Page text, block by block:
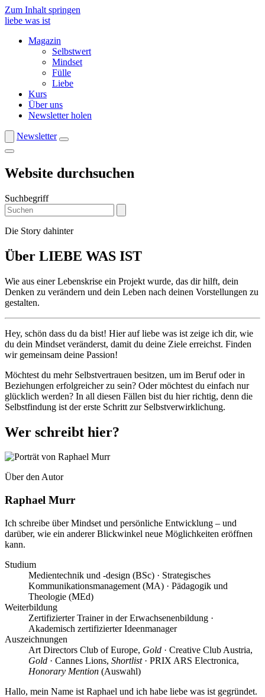
Zum Inhalt springen
liebe was ist
Magazin
Selbstwert
Mindset
Fülle
Liebe
Kurs
Über uns
Newsletter holen
Newsletter
Website durchsuchen
Suchbegriff
Die Story dahinter
Über LIEBE WAS IST
Wie aus einer Lebenskrise ein Projekt wurde, das dir hilft, dein
Denken zu verändern und dein Leben nach deinen Vorstellungen zu
gestalten.
Hey, schön dass du da bist! Hier aufliebe was ist zeige ich dir, wie
du dein Mindset veränderst, damit du deine Ziele erreichst. Finden
wir gemeinsam deine Passion!
Möchtest du mehr Selbstvertrauen besitzen, um im Beruf oder in
Beziehungen erfolgreicher zu sein? Oder möchtest du einfach nur
glücklich werden? In all diesen Fällen bist du hier richtig, denn die
Selbstfindung ist der erste Schritt zur Selbstverwirklichung.
Wer schreibt hier?
Über den Autor
Raphael Murr
Ich schreibe über Mindset und persönliche Entwicklung – und
darüber, wie ein anderer Blickwinkel neue Möglichkeiten eröffnen
kann.
Studium
Medientechnik und -design (BSc) · Strategisches
Kommunikationsmanagement (MA) · Pädagogik und
Theologie (MEd)
Weiterbildung
Zertifizierter Trainer in der Erwachsenenbildung ·
Akademisch zertifizierter Ideenmanager
Auszeichnungen
Art Directors Club of Europe, Gold · Creative Club Austria,
Gold · Cannes Lions, Shortlist· PRIX ARS Electronica,
Honorary Mention (Auswahl)
Hallo, mein Name ist Raphael und ich habe liebe was ist gegründet.